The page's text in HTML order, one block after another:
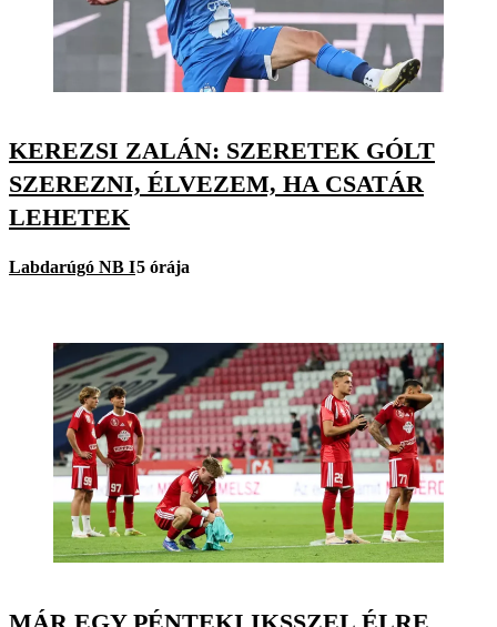
KEREZSI ZALÁN: SZERETEK GÓLT
SZEREZNI, ÉLVEZEM, HA CSATÁR
LEHETEK
Labdarúgó NB I5 órája